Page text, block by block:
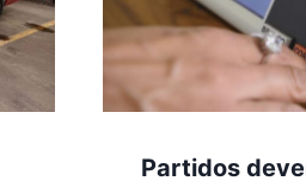
Partidos